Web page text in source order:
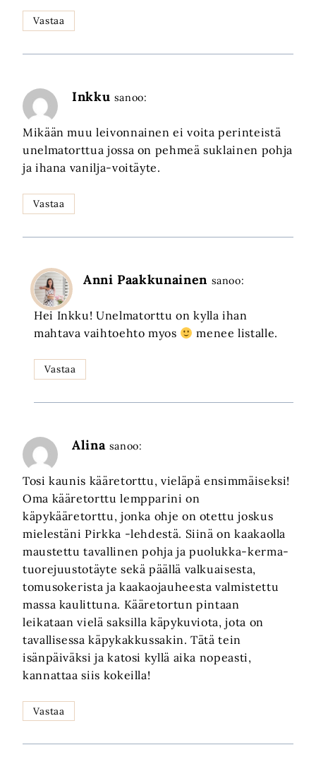
Vastaa
Inkku sanoo:
Mikään muu leivonnainen ei voita perinteistä
unelmatorttua jossa on pehmeä suklainen pohja
ja ihana vanilja-voitäyte.
Vastaa
Anni Paakkunainen sanoo:
Hei Inkku! Unelmatorttu on kylla ihan
mahtava vaihtoehto myos
menee listalle.
Vastaa
Alina sanoo:
Tosi kaunis kääretorttu, vieläpä ensimmäiseksi!
Oma kääretorttu lempparini on
käpykääretorttu, jonka ohje on otettu joskus
mielestäni Pirkka -lehdestä. Siinä on kaakaolla
maustettu tavallinen pohja ja puolukka-kerma-
tuorejuustotäyte sekä päällä valkuaisesta,
tomusokerista ja kaakaojauheesta valmistettu
massa kaulittuna. Kääretortun pintaan
leikataan vielä saksilla käpykuviota, jota on
tavallisessa käpykakkussakin. Tätä tein
isänpäiväksi ja katosi kyllä aika nopeasti,
kannattaa siis kokeilla!
Vastaa